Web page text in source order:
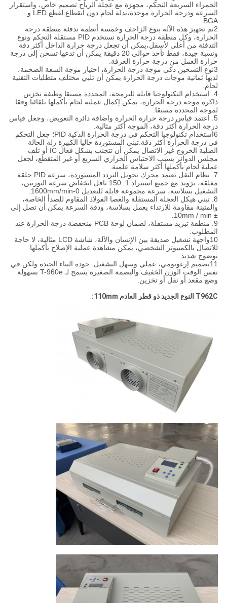
الحمراء السريعة التحكم، مجهزة مع عجلة الرياح تصميم خاص، واستقرار
السرعة ودرجة الحرارة موحدة،بدلة لحام دون انقطاع لقطع LED و
BGA.
2تم تجهيز هذه الآلة بنوع الزاحف وخمسة أنظمة تدفئة منطقة درجة
الحرارة، وكل منطقة درجة الحرارة تستخدم PID مستقلة التحكم ونوع
التدفئة من أعلى لأسفل،يمكن أن تجعل درجة حرارة الداخل أكثر دقة
ونسبة جيدة، فقط تأخذ حوالي 20 دقيقة يمكن أن تدعها تسخن إلى درجة
حرارة العمل من درجة حرارة الغرفة.
3نوع التسخين ذكي موجة درجة الحرارة، اختيار موجة السعة الضخمة،
لديها ثمانية موجات درجة الحرارة يمكن أن تلبي مختلف متطلبات التقنية
لحام.
4. استخدام التكنولوجيا قابلة للبرمجة، المحددة مسبقا وظيفة تخزين
ذاكرة موجة درجة الحرارة، يمكن إكمال عملية لحام بأكملها تلقائيا وفقا
لموجة المحددة مسبقا.
5. اعتمد قياس درجة حرارة الحرارة واضافة دائرة التعويض، وجعل قياس
درجة الحرارة أكثر دقة، الموجة أكثر مثالية.
6استخدام تكنولوجيا التحكم في درجة الحرارة الذكية PID؛ جعل التحكم
في درجة الحرارة أكثر دقة.تبني المستوردة حاليا الكبيرة رله الحالة
الصلبة الخروج غير الاتصال يمكن أن تتجنب بشكل فعال IC أو تلف
مجلس الدوائر بسبب الاحتباس الحراري السريع أو غير المتقطع، لجعل
عملية لحام بأكملها أكثر سلامة علمية.
7. نظام النقل تعتمد محرك تحويل التردد المستوردة، سرعة PID حلقة
مغلقة، تزويد مع جميع استيراد 1: 150 ناقل انخفاض سرعة التوربين،
التشغيل بسلاسة، سرعة مجموعة قابلة للتعديل 0-1600mm/min.
8. تبني هيكل العجلة المستقلة والعصا الفولاذ المقاوم للصدأ الخاصة،
والمتينة مقاومة للارتداء يعمل بسلاسة، ودقة السرعة يمكن أن تصل إلى
± 10mm / min.
9. منطقة تبريد مستقلة، لضمان لوحة PCB منخفضة درجة الحرارة عند
المطلوب.
10واجهة تشغيل صديقة بين الإنسان والآلة، شاشة LCD مثالية، لا حاجة
للاتصال بالكمبيوتر الشخصي، يمكن مشاهدة عملية الإصلاح بأكملها
بوضوح شديد.
11تصميم إرغونومي، عملي وسهل التشغيل. جودة البناء الجيدة ولكن في
نفس الوقت الوزن الخفيف والبصمة الصغيرة يسمح لـ T-960e بسهولة
وضع مقعد أو نقل أو تخزين.
T962C النوع الجديد ذو قطر العادم 110mm: